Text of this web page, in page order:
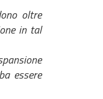
oltre
in tal
essere